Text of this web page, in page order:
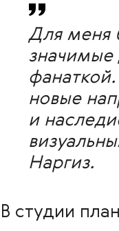
Для меня
значимые
новые
и
Наргиз.
В студии